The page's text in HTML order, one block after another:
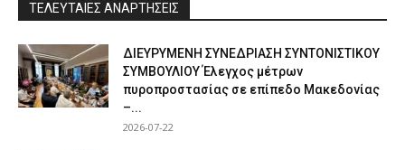
ΤΕΛΕΥΤΑΙΕΣ ΑΝΑΡΤΗΣΕΙΣ
ΔΙΕΥΡΥΜΕΝΗ ΣΥΝΕΔΡΙΑΣΗ ΣΥΝΤΟΝΙΣΤΙΚΟΥ
ΣΥΜΒΟΥΛΙΟΥ Έλεγχος μέτρων
πυροπροστασίας σε επίπεδο Μακεδονίας
–...
2026-07-22